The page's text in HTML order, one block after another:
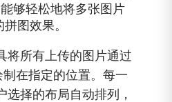
够轻松地将多张图片
图效果。
将所有上传的图片通过
在指定的位置。每一
选择的布局自动排列，